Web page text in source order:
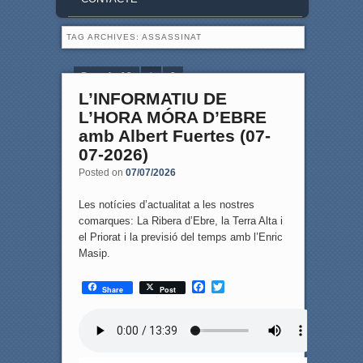
TAG ARCHIVES: ASSASSINAT
Page 1 of 2 1 2
L’INFORMATIU DE
L’HORA MÓRA D’EBRE
amb Albert Fuertes (07-
07-2026)
Posted on 07/07/2026
Les notícies d’actualitat a les nostres
comarques: La Ribera d’Ebre, la Terra Alta i
el Priorat i la previsió del temps amb l’Enric
Masip.
Share Post
F
T